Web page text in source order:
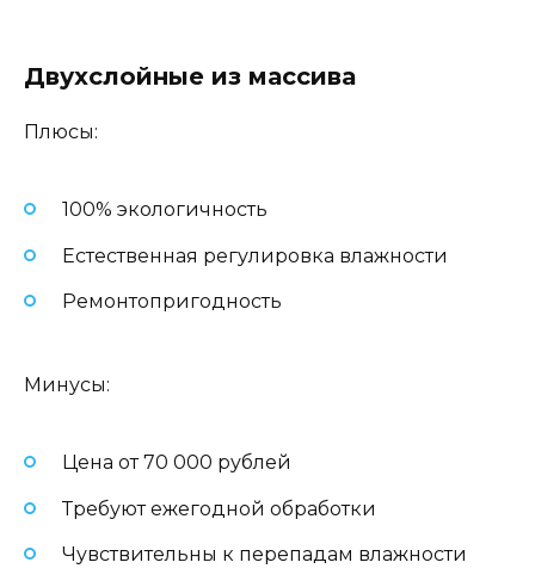
Двухслойные из массива
Плюсы:
100% экологичность
Естественная регулировка влажности
Ремонтопригодность
Минусы:
Цена от 70 000 рублей
Требуют ежегодной обработки
Чувствительны к перепадам влажности